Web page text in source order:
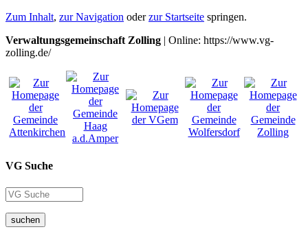
Zum Inhalt, zur Navigation oderzur Startseite springen.
Verwaltungsgemeinschaft Zolling | Online: https://www.vg-
zolling.de/
VG Suche
suchen